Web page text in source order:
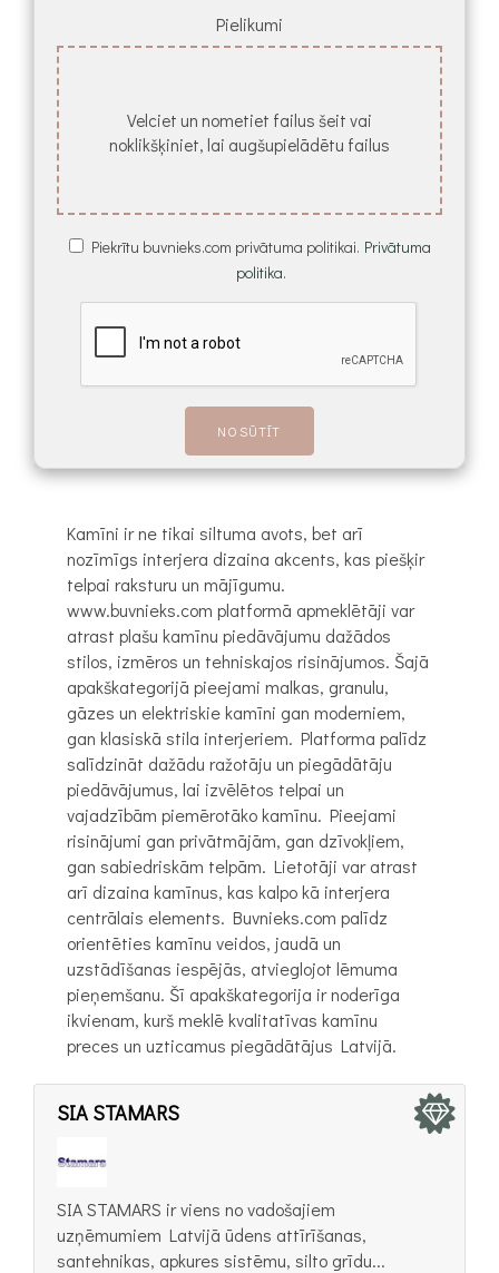
Pielikumi
Velciet un nometiet failus šeit vai
noklikšķiniet, lai augšupielādētu failus
Piekrītu buvnieks.com privātuma politikai. Privātuma
politika.
Kamīni ir ne tikai siltuma avots, bet arī
nozīmīgs interjera dizaina akcents, kas piešķir
telpai raksturu un mājīgumu.
www.buvnieks.com platformā apmeklētāji var
atrast plašu kamīnu piedāvājumu dažādos
stilos, izmēros un tehniskajos risinājumos. Šajā
apakškategorijā pieejami malkas, granulu,
gāzes un elektriskie kamīni gan moderniem,
gan klasiskā stila interjeriem. Platforma palīdz
salīdzināt dažādu ražotāju un piegādātāju
piedāvājumus, lai izvēlētos telpai un
vajadzībām piemērotāko kamīnu. Pieejami
risinājumi gan privātmājām, gan dzīvokļiem,
gan sabiedriskām telpām. Lietotāji var atrast
arī dizaina kamīnus, kas kalpo kā interjera
centrālais elements. Buvnieks.com palīdz
orientēties kamīnu veidos, jaudā un
uzstādīšanas iespējās, atvieglojot lēmuma
pieņemšanu. Šī apakškategorija ir noderīga
ikvienam, kurš meklē kvalitatīvas kamīnu
preces un uzticamus piegādātājus Latvijā.
SIA STAMARS
SIA STAMARS ir viens no vadošajiem
uzņēmumiem Latvijā ūdens attīrīšanas,
santehnikas, apkures sistēmu, silto grīdu...